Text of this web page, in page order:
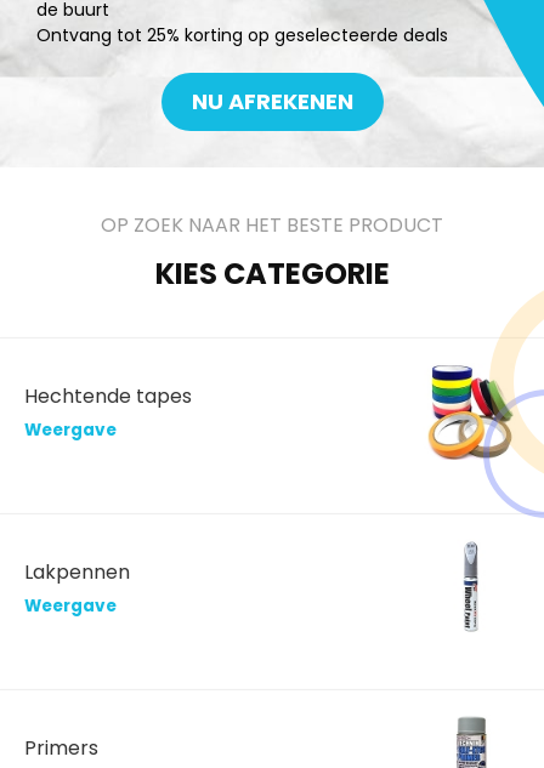
de buurt
Ontvang tot 25% korting op geselecteerde deals
NU AFREKENEN
OP ZOEK NAAR HET BESTE PRODUCT
KIES CATEGORIE
Hechtende tapes
Weergave
Lakpennen
Weergave
Primers